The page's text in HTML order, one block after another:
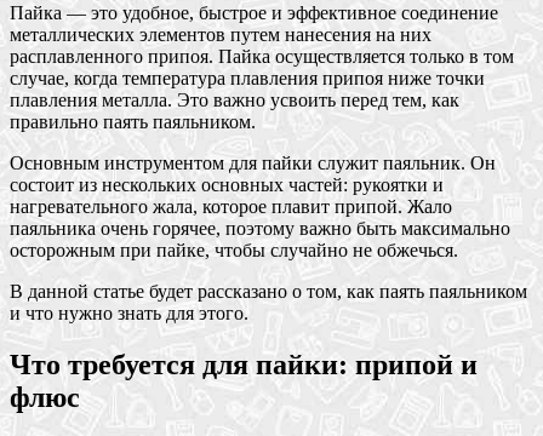
Пайка — это удобное, быстрое и эффективное соединение
металлических элементов путем нанесения на них
расплавленного припоя. Пайка осуществляется только в том
случае, когда температура плавления припоя ниже точки
плавления металла. Это важно усвоить перед тем, как
правильно паять паяльником.
Основным инструментом для пайки служит паяльник. Он
состоит из нескольких основных частей: рукоятки и
нагревательного жала, которое плавит припой. Жало
паяльника очень горячее, поэтому важно быть максимально
осторожным при пайке, чтобы случайно не обжечься.
В данной статье будет рассказано о том, как паять паяльником
и что нужно знать для этого.
Что требуется для пайки: припой и
флюс